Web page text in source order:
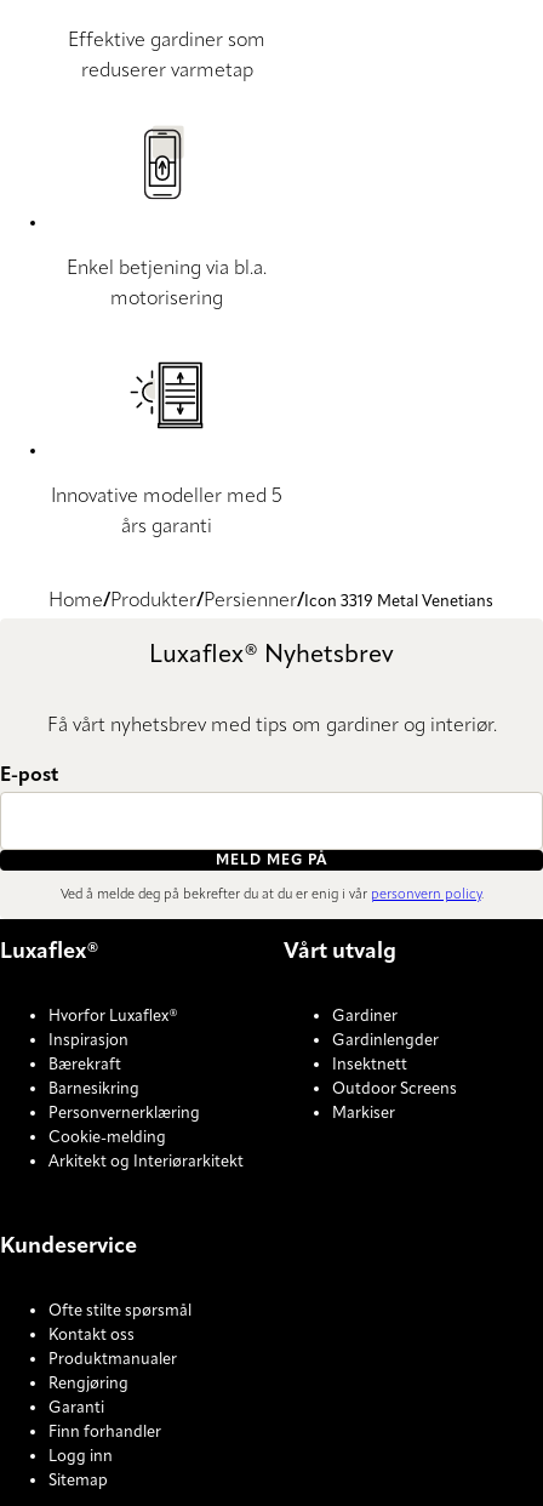
Effektive gardiner som
reduserer varmetap
Enkel betjening via bl.a.
motorisering
Innovative modeller med 5
års garanti
Home Produkter Persienner Icon 3319 Metal Venetians
Luxaflex® Nyhetsbrev
Få vårt nyhetsbrev med tips om gardiner og interiør.
E-post
MELD MEG PÅ
Ved å melde deg på bekrefter du at du er enig i vår personvern policy.
Luxaflex®
Hvorfor Luxaflex®
Inspirasjon
Bærekraft
Barnesikring
Personvernerklæring
Cookie-melding
Arkitekt og Interiørarkitekt
Vårt utvalg
Gardiner
Gardinlengder
Insektnett
Outdoor Screens
Markiser
Kundeservice
Ofte stilte spørsmål
Kontakt oss
Produktmanualer
Rengjøring
Garanti
Finn forhandler
Logg inn
Sitemap